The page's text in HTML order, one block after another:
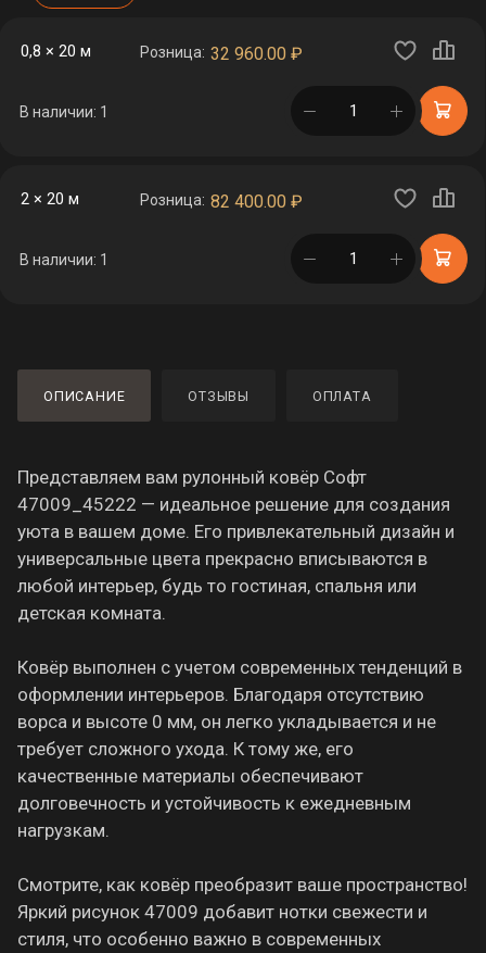
0,8 × 20 м Розница: 32 960.00 ₽
В наличии: 1 в корзине
2 × 20 м Розница: 82 400.00 ₽
В наличии: 1 в корзине
ОПИСАНИЕ ОТЗЫВЫ ОПЛАТА
Представляем вам рулонный ковёр Софт
47009_45222 — идеальное решение для создания
уюта в вашем доме. Его привлекательный дизайн и
универсальные цвета прекрасно вписываются в
любой интерьер, будь то гостиная, спальня или
детская комната.
Ковёр выполнен с учетом современных тенденций в
оформлении интерьеров. Благодаря отсутствию
ворса и высоте 0 мм, он легко укладывается и не
требует сложного ухода. К тому же, его
качественные материалы обеспечивают
долговечность и устойчивость к ежедневным
нагрузкам.
Смотрите, как ковёр преобразит ваше пространство!
Яркий рисунок 47009 добавит нотки свежести и
стиля, что особенно важно в современных